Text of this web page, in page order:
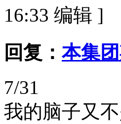
16:33 编辑 ]
回复：本集
7/31
我的脑子又